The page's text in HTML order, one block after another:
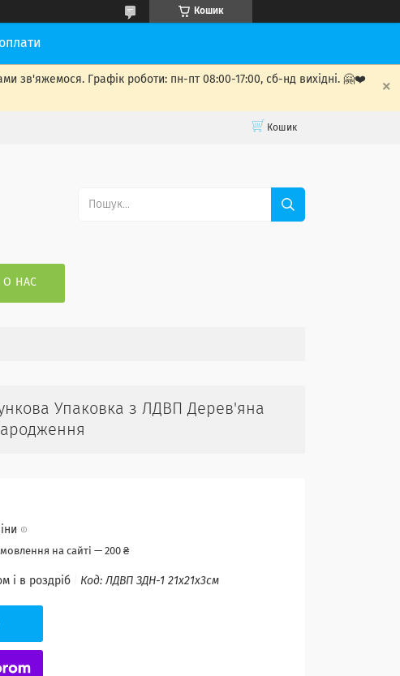
Кошик
зв'яжемося. Графік роботи: пн-пт 08:00-17:00, сб-нд вихідні. 🤗❤️
Кошик
О НАС
Упаковка з ЛДВП Дерев'яна
на сайті — 200 ₴
і в роздріб Код: ЛДВП ЗДН-1 21х21х3см